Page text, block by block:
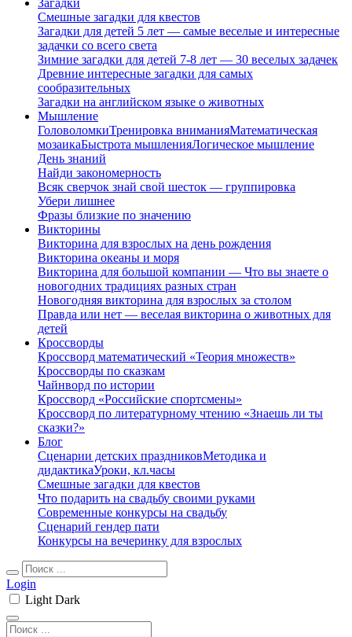
Загадки
Смешные загадки для квестов
Загадки для детей 5 лет — самые веселые и интересные
задачки со всего света
Зимние загадки для детей 7-8 лет — 30 веселых задачек
Древние интересные загадки для самых
сообразительных
Загадки на английском языке о животных
Мышление
ГоловоломкиТренировка вниманияМатематическая
мозаикаБыстрота мышленияЛогическое мышление
День знаний
Найди закономерность
Всяк сверчок знай свой шесток — группировка
Убери лишнее
Фразы близкие по значению
Викторины
Викторина для взрослых на день рождения
Викторина океаны и моря
Викторина для большой компании — Что вы знаете о
новогодних традициях разных стран
Новогодняя викторина для взрослых за столом
Правда или нет — веселая викторина о животных для
детей
Кроссворды
Кроссворд математический «Теория множеств»
Кроссворды по сказкам
Чайнворд по истории
Кроссворд «Российские спортсмены»
Кроссворд по литературному чтению «Знаешь ли ты
сказки?»
Блог
Сценарии детских праздниковМетодика и
дидактикаУроки, кл.часы
Смешные загадки для квестов
Что подарить на свадьбу своими руками
Современные конкурсы на свадьбу
Сценарий гендер пати
Конкурсы на вечеринку для взрослых
Login
Light Dark